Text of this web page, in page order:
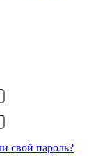
свой пароль?